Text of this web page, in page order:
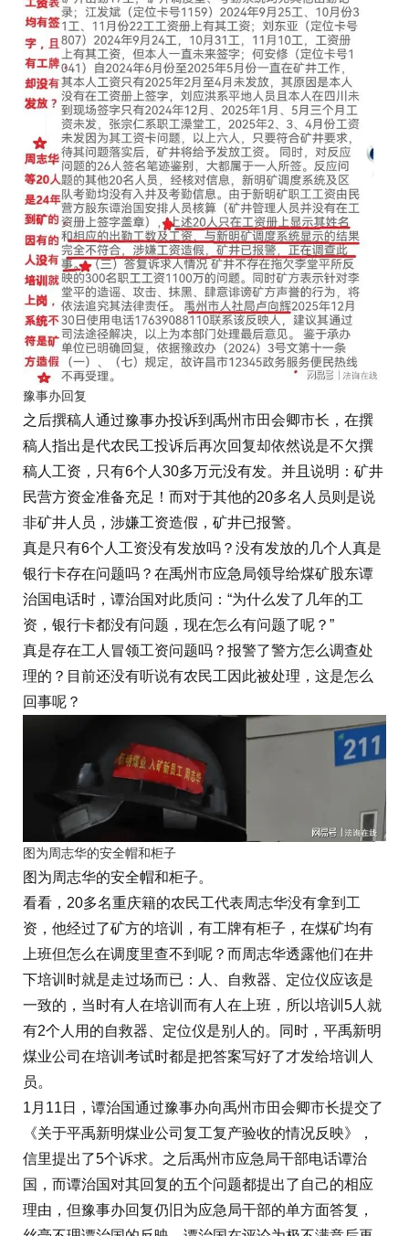
豫事办回复
之后撰稿人通过豫事办投诉到禹州市田会卿市长，在撰
稿人指出是代农民工投诉后再次回复却依然说是不欠撰
稿人工资，只有6个人30多万元没有发。并且说明：矿井
民营方资金准备充足！而对于其他的20多名人员则是说
非矿井人员，涉嫌工资造假，矿井已报警。
真是只有6个人工资没有发放吗？没有发放的几个人真是
银行卡存在问题吗？在禹州市应急局领导给煤矿股东谭
治国电话时，谭治国对此质问：“为什么发了几年的工
资，银行卡都没有问题，现在怎么有问题了呢？”
真是存在工人冒领工资问题吗？报警了警方怎么调查处
理的？目前还没有听说有农民工因此被处理，这是怎么
回事呢？
图为周志华的安全帽和柜子
图为周志华的安全帽和柜子。
看看，20多名重庆籍的农民工代表周志华没有拿到工
资，他经过了矿方的培训，有工牌有柜子，在煤矿均有
上班但怎么在调度里查不到呢？而周志华透露他们在井
下培训时就是走过场而已：人、自救器、定位仪应该是
一致的，当时有人在培训而有人在上班，所以培训5人就
有2个人用的自救器、定位仪是别人的。同时，平禹新明
煤业公司在培训考试时都是把答案写好了才发给培训人
员。
1月11日，谭治国通过豫事办向禹州市田会卿市长提交了
《关于平禹新明煤业公司复工复产验收的情况反映》，
信里提出了5个诉求。之后禹州市应急局干部电话谭治
国，而谭治国对其回复的五个问题都提出了自己的相应
理由，但豫事办回复仍旧为应急局干部的单方面答复，